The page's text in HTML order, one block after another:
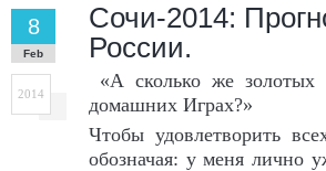
Сочи-2014:
России.
8
Feb
2014
«А сколько же
домашних Играх?»
Чтобы удовлетворить
обозначая: у меня лично